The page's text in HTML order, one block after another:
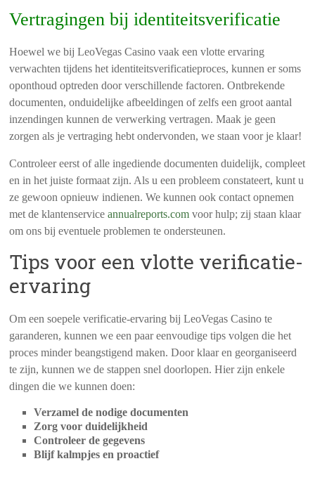
Vertragingen bij identiteitsverificatie
Hoewel we bij LeoVegas Casino vaak een vlotte ervaring
verwachten tijdens het identiteitsverificatieproces, kunnen er soms
oponthoud optreden door verschillende factoren. Ontbrekende
documenten, onduidelijke afbeeldingen of zelfs een groot aantal
inzendingen kunnen de verwerking vertragen. Maak je geen
zorgen als je vertraging hebt ondervonden, we staan voor je klaar!
Controleer eerst of alle ingediende documenten duidelijk, compleet
en in het juiste formaat zijn. Als u een probleem constateert, kunt u
ze gewoon opnieuw indienen. We kunnen ook contact opnemen
met de klantenserviceannualreports.com voor hulp; zij staan klaar
om ons bij eventuele problemen te ondersteunen.
Tips voor een vlotte verificatie-
ervaring
Om een soepele verificatie-ervaring bij LeoVegas Casino te
garanderen, kunnen we een paar eenvoudige tips volgen die het
proces minder beangstigend maken. Door klaar en georganiseerd
te zijn, kunnen we de stappen snel doorlopen. Hier zijn enkele
dingen die we kunnen doen:
Verzamel de nodige documenten
Zorg voor duidelijkheid
Controleer de gegevens
Blijf kalmpjes en proactief